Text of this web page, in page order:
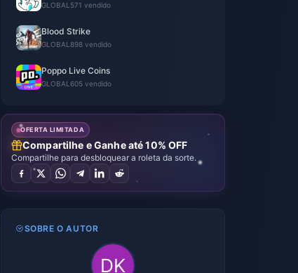
GLOBAL 571 vendido
Blood Strike
GLOBAL 898 vendido
Poppo Live Coins
GLOBAL 605 vendido
OFERTA LIMITADA
Compartilhe e Ganhe até 10% OFF
Compartilhe para desbloquear a roleta da sorte.
SOBRE O AUTOR